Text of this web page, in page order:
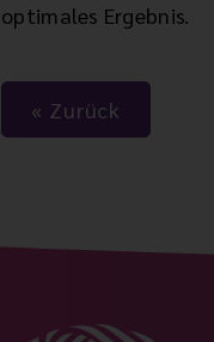
optimales Ergebnis.
Zurück